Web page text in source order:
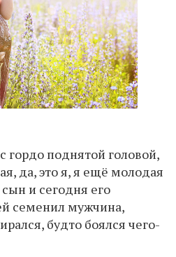
гордо поднятой головой,
да, это я, я ещё молодая
и сегодня его
семенил мужчина,
будто боялся чего-